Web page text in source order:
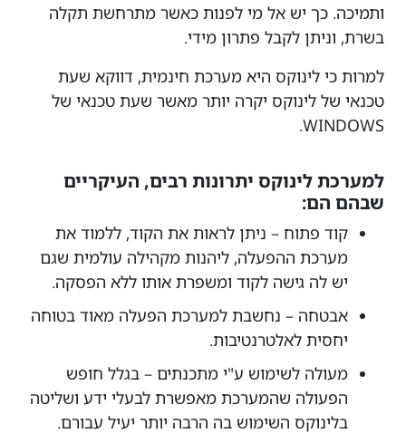
ותמיכה. כך יש אל מי לפנות כאשר מתרחשת תקלה
בשרת, וניתן לקבל פתרון מידי.
למרות כי לינוקס היא מערכת חינמית, דווקא שעת
טכנאי של לינוקס יקרה יותר מאשר שעת טכנאי של
WINDOWS.
למערכת לינוקס יתרונות רבים, העיקריים
שבהם הם:
קוד פתוח – ניתן לראות את הקוד, ללמוד את
מערכת ההפעלה, ליהנות מקהילה עולמית שגם
יש לה גישה לקוד ומשפרת אותו ללא הפסקה.
אבטחה – נחשבת למערכת הפעלה מאוד בטוחה
יחסית לאלטרנטיבות.
מעולה לשימוש ע"י מתכנתים – בגלל חופש
הפעולה שהמערכת מאפשרת לבעלי ידע ושליטה
בלינוקס השימוש בה הרבה יותר יעיל עבורם.